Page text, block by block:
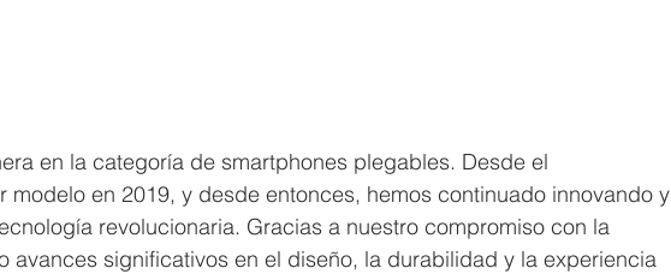
en la categoría de smartphones plegables. Desde el
modelo en 2019, y desde entonces, hemos continuado innovando y
revolucionaria. Gracias a nuestro compromiso con la
avances significativos en el diseño, la durabilidad y la experiencia